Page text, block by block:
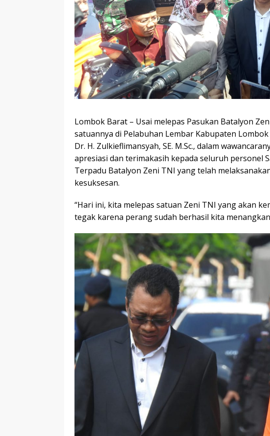
Lombok Barat – Usai melepas Pasukan Batalyon
satuannya di Pelabuhan Lembar Kabupaten
Dr. H. Zulkieflimansyah, SE. M.Sc., dalam
apresiasi dan terimakasih kepada seluruh personel
Terpadu Batalyon Zeni TNI yang telah
kesuksesan.
“Hari ini, kita melepas satuan Zeni TNI yang akan
tegak karena perang sudah berhasil kita